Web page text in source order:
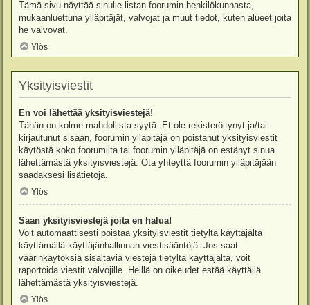
Tämä sivu näyttää sinulle listan foorumin henkilökunnasta,
mukaanluettuna ylläpitäjät, valvojat ja muut tiedot, kuten alueet joita
he valvovat.
Ylös
Yksityisviestit
En voi lähettää yksityisviestejä!
Tähän on kolme mahdollista syytä. Et ole rekisteröitynyt ja/tai
kirjautunut sisään, foorumin ylläpitäjä on poistanut yksityisviestit
käytöstä koko foorumilta tai foorumin ylläpitäjä on estänyt sinua
lähettämästä yksityisviestejä. Ota yhteyttä foorumin ylläpitäjään
saadaksesi lisätietoja.
Ylös
Saan yksityisviestejä joita en halua!
Voit automaattisesti poistaa yksityisviestit tietyltä käyttäjältä
käyttämällä käyttäjänhallinnan viestisääntöjä. Jos saat
väärinkäytöksiä sisältäviä viestejä tietyltä käyttäjältä, voit
raportoida viestit valvojille. Heillä on oikeudet estää käyttäjiä
lähettämästä yksityisviestejä.
Ylös